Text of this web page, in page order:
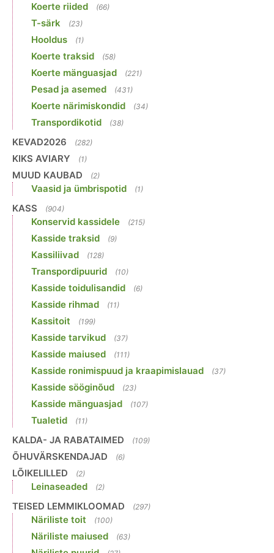
Koerte riided (66)
T-särk (23)
Hooldus (1)
Koerte traksid (58)
Koerte mänguasjad (221)
Pesad ja asemed (431)
Koerte närimiskondid (34)
Transpordikotid (38)
KEVAD2026 (282)
KIKS AVIARY (1)
MUUD KAUBAD (2)
Vaasid ja ümbrispotid (1)
KASS (904)
Konservid kassidele (215)
Kasside traksid (9)
Kassiliivad (128)
Transpordipuurid (10)
Kasside toidulisandid (6)
Kasside rihmad (11)
Kassitoit (199)
Kasside tarvikud (37)
Kasside maiused (111)
Kasside ronimispuud ja kraapimislauad (37)
Kasside sööginõud (23)
Kasside mänguasjad (107)
Tualetid (11)
KALDA- JA RABATAIMED (109)
ÕHUVÄRSKENDAJAD (6)
LÕIKELILLED (2)
Leinaseaded (2)
TEISED LEMMIKLOOMAD (297)
Näriliste toit (100)
Näriliste maiused (63)